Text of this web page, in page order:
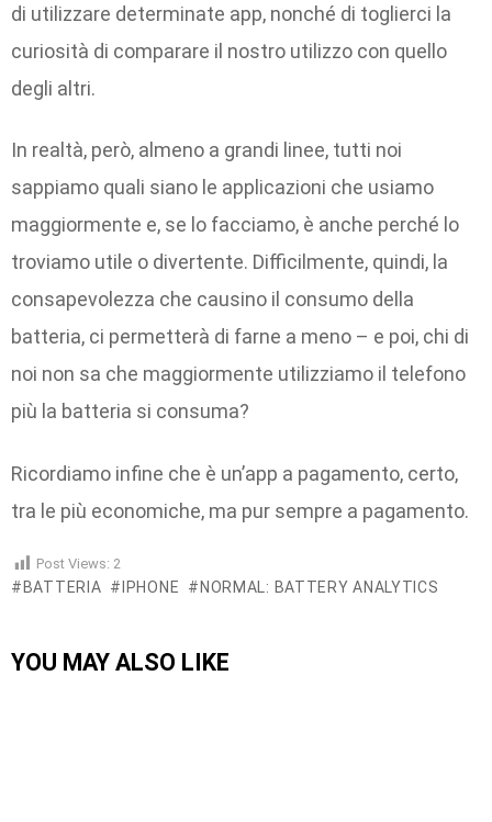
di utilizzare determinate app, nonché di toglierci la
curiosità di comparare il nostro utilizzo con quello
degli altri.
In realtà, però, almeno a grandi linee, tutti noi
sappiamo quali siano le applicazioni che usiamo
maggiormente e, se lo facciamo, è anche perché lo
troviamo utile o divertente. Difficilmente, quindi, la
consapevolezza che causino il consumo della
batteria, ci permetterà di farne a meno – e poi, chi di
noi non sa che maggiormente utilizziamo il telefono
più la batteria si consuma?
Ricordiamo infine che è un’app a pagamento, certo,
tra le più economiche, ma pur sempre a pagamento.
Post Views: 2
BATTERIA IPHONE NORMAL: BATTERY ANALYTICS
YOU MAY ALSO LIKE